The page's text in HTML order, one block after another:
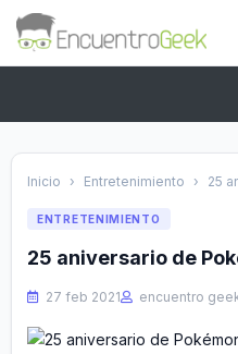
Inicio › Entretenimiento › 25
ENTRETENIMIENTO
25 aniversario de
27 feb 2021 encuentro